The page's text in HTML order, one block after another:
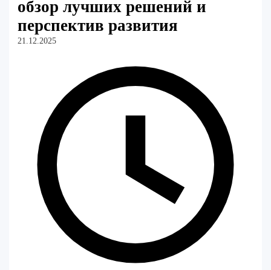
обзор лучших решений и
перспектив развития
21.12.2025